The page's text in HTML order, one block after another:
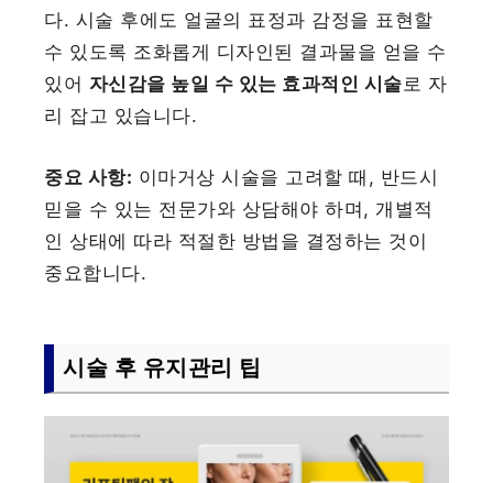
다. 시술 후에도 얼굴의 표정과 감정을 표현할
수 있도록 조화롭게 디자인된 결과물을 얻을 수
있어 자신감을 높일 수 있는 효과적인 시술 로 자
리 잡고 있습니다.
중요 사항: 이마거상 시술을 고려할 때, 반드시
믿을 수 있는 전문가와 상담해야 하며, 개별적
인 상태에 따라 적절한 방법을 결정하는 것이
중요합니다.
시술 후 유지관리 팁